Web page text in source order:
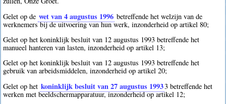
Gelet op de wet van 4 augustus 1996 betreffende het welzijn van de
werknemers bij de uitvoering van hun werk, inzonderheid op artikel 80;
Gelet op het koninklijk besluit van 12 augustus 1993 betreffende het
manueel hanteren van lasten, inzonderheid op artikel 13;
Gelet op het koninklijk besluit van 12 augustus 1993 betreffende het
gebruik van arbeidsmiddelen, inzonderheid op artikel 20;
Gelet op het koninklijk besluit van 27 augustus 19933 betreffende het
werken met beeldschermapparatuur, inzonderheid op artikel 12;